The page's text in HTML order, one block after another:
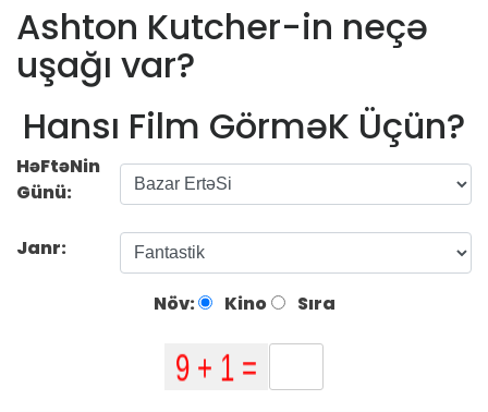
Ashton Kutcher-in neçə
uşağı var?
Hansı Film GörməK Üçün?
HəFtəNin
Günü:
Janr:
Növ: Kino Sıra